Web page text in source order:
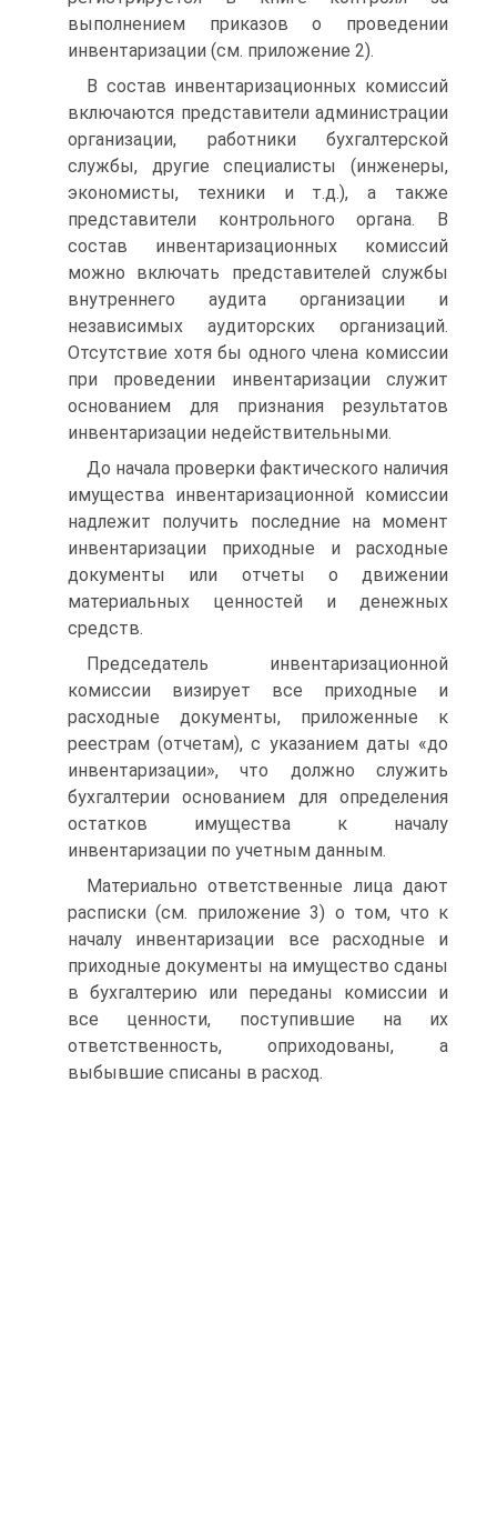
выполнением приказов о проведении
инвентаризации (см. приложение 2).
В состав инвентаризационных комиссий
включаются представители администрации
организации, работники бухгалтерской
службы, другие специалисты (инженеры,
экономисты, техники и т.д.), а также
представители контрольного органа. В
состав инвентаризационных комиссий
можно включать представителей службы
внутреннего аудита организации и
независимых аудиторских организаций.
Отсутствие хотя бы одного члена комиссии
при проведении инвентаризации служит
основанием для признания результатов
инвентаризации недействительными.
До начала проверки фактического наличия
имущества инвентаризационной комиссии
надлежит получить последние на момент
инвентаризации приходные и расходные
документы или отчеты о движении
материальных ценностей и денежных
средств.
Председатель инвентаризационной
комиссии визирует все приходные и
расходные документы, приложенные к
реестрам (отчетам), с указанием даты «до
инвентаризации», что должно служить
бухгалтерии основанием для определения
остатков имущества к началу
инвентаризации по учетным данным.
Материально ответственные лица дают
расписки (см. приложение 3) о том, что к
началу инвентаризации все расходные и
приходные документы на имущество сданы
в бухгалтерию или переданы комиссии и
все ценности, поступившие на их
ответственность, оприходованы, а
выбывшие списаны в расход.